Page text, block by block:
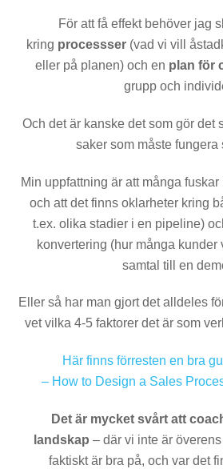
För att få effekt behöver jag
kring processser (vad vi vill
eller på planen) och en plan för
grupp och
Och det är kanske det som gör det
saker som måste fungera
Min uppfattning är att många
och att det finns oklarheter kring
t.ex. olika stadier i en pipeline)
konvertering (hur många kunder
samtal till en
Eller så har man gjort det alldeles
vet vilka 4-5 faktorer det är som
Här finns förresten en bra
– How to Design a Sales
Det är mycket svårt att
landskap – där vi inte är
faktiskt är bra på, och var det